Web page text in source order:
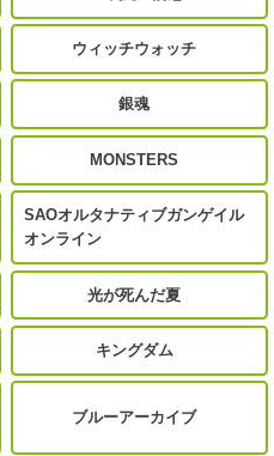
ウィッチウォッチ
銀魂
MONSTERS
SAOオルタナティブガンゲイル
オンライン
光が死んだ夏
キングダム
ブルーアーカイブ